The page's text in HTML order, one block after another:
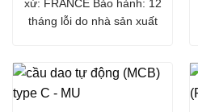
xứ: FRANCE Bảo hành: 12
tháng lỗi do nhà sản xuất